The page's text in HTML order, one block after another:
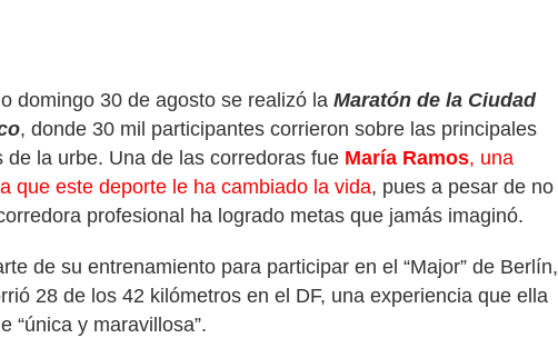
domingo 30 de agosto se realizó la Maratón de la Ciudad
, donde 30 mil participantes corrieron sobre las principales
de la urbe. Una de las corredoras fue María Ramos, una
que este deporte le ha cambiado la vida, pues a pesar de no
profesional ha logrado metas que jamás imaginó.
de su entrenamiento para participar en el “Major” de Berlín,
28 de los 42 kilómetros en el DF, una experiencia que ella
“única y maravillosa”.